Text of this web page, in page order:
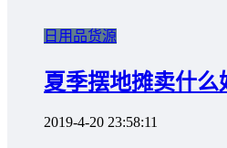
日用品货源
夏季摆地摊卖什么
2019-4-20 23:58:11